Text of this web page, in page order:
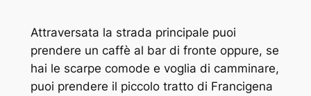
Attraversata la strada principale puoi
prendere un caffè al bar di fronte oppure, se
hai le scarpe comode e voglia di camminare,
puoi prendere il piccolo tratto di Francigena